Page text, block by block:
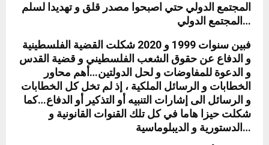
المجتمع الدولي حتي اصبحوا مصدر قلق و تهديدا لسلم
المجتمع الدولي…
فبين سنوات 1999 و 2020 شكلت القضية الفلسطينية
و الدفاع عن حقوق الشعب الفلسطيني و قضية القدس
و الدعوة للمفاوضات و لحل الدولتين…أهم محاور
الخطابات و الرسائل الملكية ، إذ لم تخل كل الخطابات
و الرسائل الى إشارات التنبيه أو التذكير أو الدفاع…كما
شكلت حيزا هاما في كل تلك القنوات القانونية و
الدستورية و الديبلوماسية…